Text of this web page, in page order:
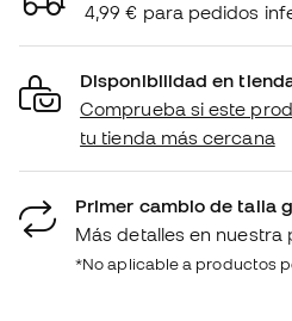
4,99 € para pedidos
Disponibilidad en
Comprueba si este
tu tienda más cercana
Primer cambio de talla
Más detalles en nuestra
*No aplicable a productos